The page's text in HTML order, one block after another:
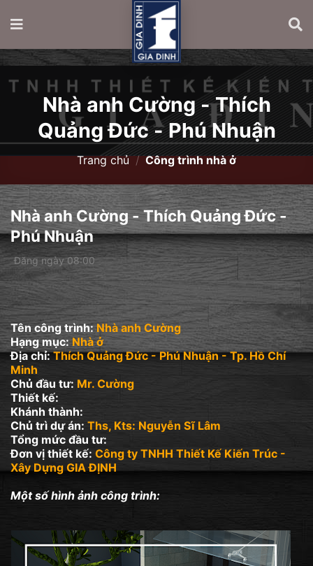
Nhà anh Cường - Thích
Quảng Đức - Phú Nhuận
Trang chủ / Công trình nhà ở
Nhà anh Cường - Thích Quảng Đức -
Phú Nhuận
Đăng ngày 08:00
Tên công trình:Nhà anh Cường
Hạng mục: Nhà ở
Địa chỉ:Thích Quảng Đức - Phú Nhuận - Tp. Hồ Chí
Minh
Chủ đầu tư: Mr. Cường
Thiết kế:
Khánh thành:
Chủ trì dự án: Ths, Kts: Nguyễn Sĩ Lâm
Tổng mức đầu tư:
Đơn vị thiết kế: Công ty TNHH Thiết Kế Kiến Trúc -
Xây Dựng GIA ĐỊNH
Một số hình ảnh công trình: